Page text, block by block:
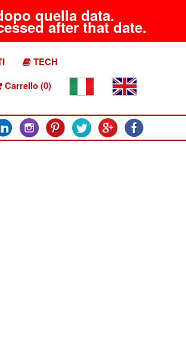
quella data.
after that date.
TECH
Carrello (0)